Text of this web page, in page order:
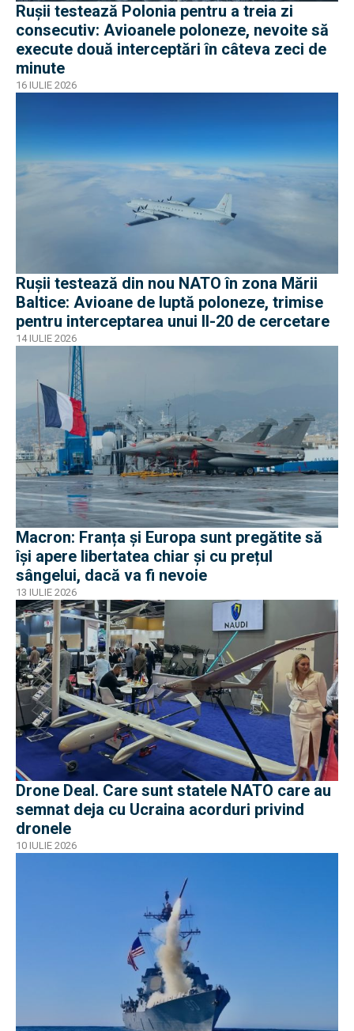
Rușii testează Polonia pentru a treia zi
consecutiv: Avioanele poloneze, nevoite să
execute două interceptări în câteva zeci de
minute
16 IULIE 2026
Rușii testează din nou NATO în zona Mării
Baltice: Avioane de luptă poloneze, trimise
pentru interceptarea unui Il-20 de cercetare
14 IULIE 2026
Macron: Franța și Europa sunt pregătite să
își apere libertatea chiar și cu prețul
sângelui, dacă va fi nevoie
13 IULIE 2026
Drone Deal. Care sunt statele NATO care au
semnat deja cu Ucraina acorduri privind
dronele
10 IULIE 2026